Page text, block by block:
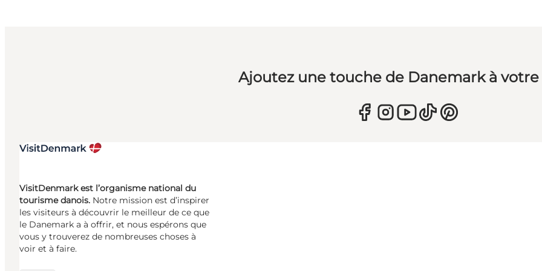
Ajoutez une touche de Danemark à
VisitDenmark est l’organisme national du
tourisme danois. Notre mission est d’inspirer
les visiteurs à découvrir le meilleur de ce que
le Danemark a à offrir, et nous espérons que
vous y trouverez de nombreuses choses à
voir et à faire.